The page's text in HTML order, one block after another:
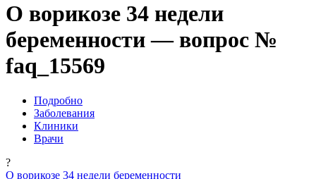
О ворикозе 34 недели
беременности — вопрос №
faq_15569
Подробно
Заболевания
Клиники
Врачи
?
О ворикозе 34 недели беременности